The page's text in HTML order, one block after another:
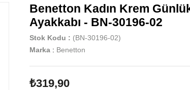
Benetton Kadın Krem
Ayakkabı - BN-30196-02
Stok Kodu
(BN-30196-02)
Marka : Benetton
₺319,90